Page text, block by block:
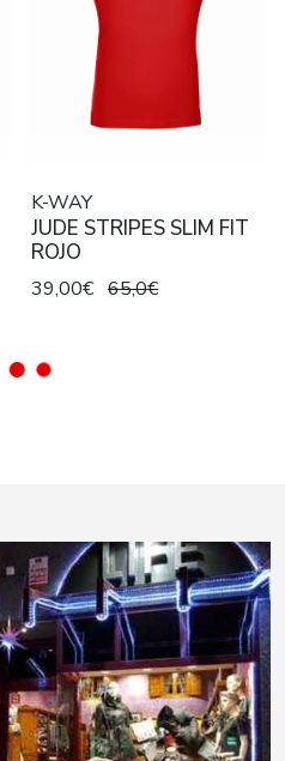
K-WAY
JUDE STRIPES SLIM FIT
ROJO
39,00€ 65,0€